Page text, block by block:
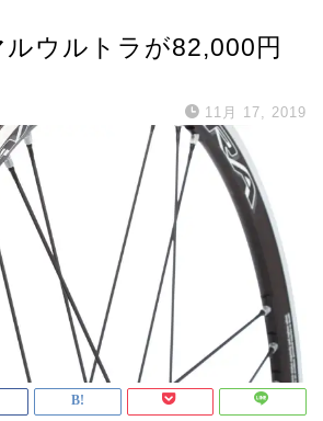
ウルトラが82,000円
11月 17, 2019